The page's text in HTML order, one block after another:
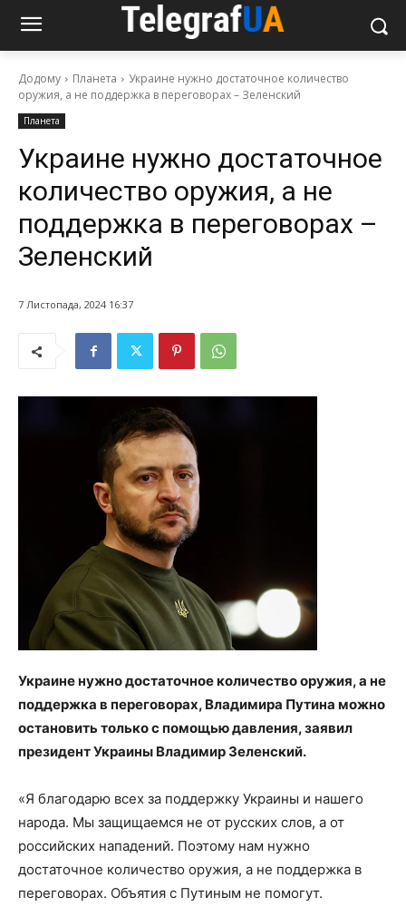
Додому Планета
Украине нужно достаточное количество
оружия, а не поддержка в переговорах – Зеленский
Планета
Украине нужно достаточное
количество оружия, а не
поддержка в переговорах –
Зеленский
7 Листопада, 2024 16:37
Украине нужно достаточное количество оружия, а не
поддержка в переговорах, Владимира Путина можно
остановить только с помощью давления, заявил
президент Украины Владимир Зеленский.
«Я благодарю всех за поддержку Украины и нашего
народа. Мы защищаемся не от русских слов, а от
российских нападений. Поэтому нам нужно
достаточное количество оружия, а не поддержка в
переговорах. Объятия с Путиным не помогут.